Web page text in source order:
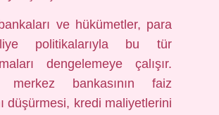
ve hükümetler, para
politikalarıyla bu tür
dengelemeye çalışır.
merkez bankasının faiz
düşürmesi, kredi maliyetlerini